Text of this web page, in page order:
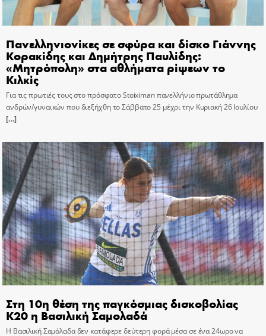
Πανελληνιονίκες σε σφύρα και δίσκο Γιάννης
Κορακίδης και Δημήτρης Παυλίδης:
«Μητρόπολη» στα αθλήματα ρίψεων το
Κιλκίς
Για τις πρωτιές τους στο πρόσφατο Stoiximan πανελλήνιο πρωτάθλημα
ανδρών/γυναικών που διεξήχθη το Σάββατο 25 μέχρι την Κυριακή 26 Ιουλίου
[…]
Στη 10η θέση της παγκόσμιας δισκοβολίας
Κ20 η Βασιλική Σαμολαδά
Η Βασιλική Σαμόλαδα δεν κατάφερε δεύτερη φορά μέσα σε ένα 24ωρο να